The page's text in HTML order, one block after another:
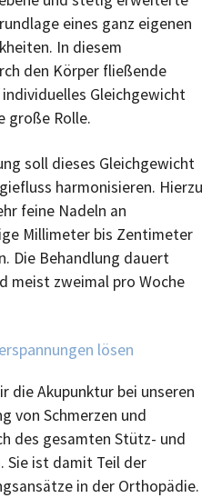
eines ganz eigenen
In diesem
den Körper fließende
Gleichgewicht
große Rolle.
soll dieses Gleichgewicht
harmonisieren. Hierzu
feine Nadeln an
Millimeter bis Zentimeter
Die Behandlung dauert
meist zweimal pro Woche
lösen
die Akupunktur bei unseren
von Schmerzen und
des gesamten Stütz- und
Sie ist damit Teil der
in der Orthopädie.